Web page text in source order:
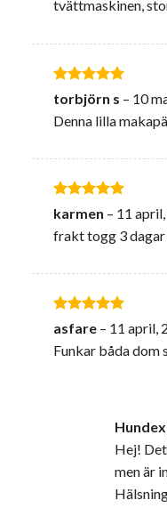
tvättmaskinen,
Betygsatt 5
av 5
torbjörn s – 10
Denna lilla
Betygsatt
5
av 5
karmen – 11
frakt togg 3
Betygsatt5
av 5
asfare – 11 april,
Funkar båda dom
Hej!
men är